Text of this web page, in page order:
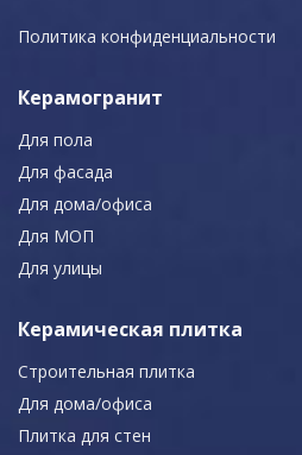
Политика конфиденциальности
Керамогранит
Для пола
Для фасада
Для дома/офиса
Для МОП
Для улицы
Керамическая плитка
Строительная плитка
Для дома/офиса
Плитка для стен